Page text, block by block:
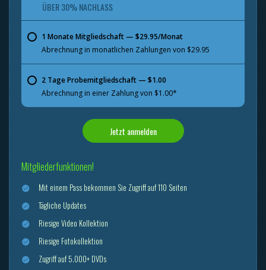
ÜBER 30% NACHLASS
1 Monate Mitgliedschaft — $29.95/Monat
Abrechnung in monatlichen Zahlungen von $29.95
2 Tage Probemitgliedschaft — $1.00
Abrechnung in einer Zahlung von $1.00*
Jetzt anmelden
Mitgliederfunktionen!
Mit einem Pass bekommen Sie Zugriff auf 110 Seiten
Tägliche Updates
Riesige Video Kollektion
Riesige Fotokollektion
Zugriff auf 5.000+ DVDs